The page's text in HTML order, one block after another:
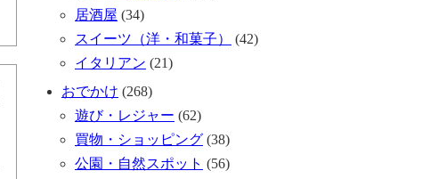
居酒屋 (34)
スイーツ（洋・和菓子）
(42)
イタリアン (21)
おでかけ (268)
遊び・レジャー (62)
買物・ショッピング (38)
公園・自然スポット (56)